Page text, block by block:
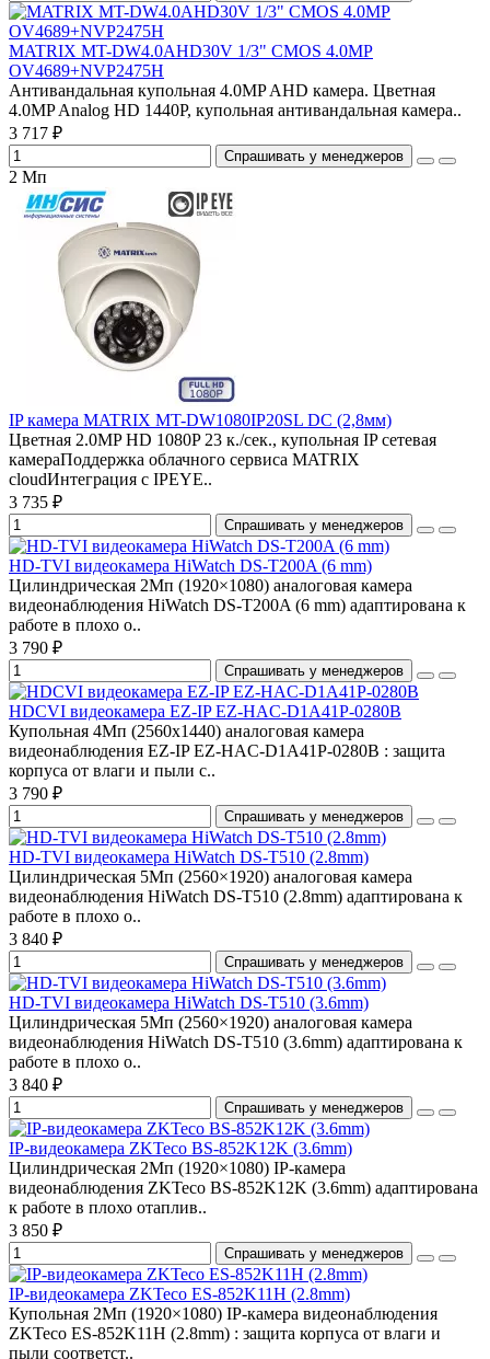
MATRIX MT-DW4.0AHD30V 1/3" CMOS 4.0MP
OV4689+NVP2475H
Антивандальная купольная 4.0MP AHD камера. Цветная
4.0MP Analog HD 1440P, купольная антивандальная камера..
3 717 ₽
Спрашивать у менеджеров
2 Мп
IP камера MATRIX MT-DW1080IP20SL DC (2,8мм)
Цветная 2.0MP HD 1080P 23 к./сек., купольная IP сетевая
камераПоддержка облачного сервиса MATRIX
cloudИнтеграция с IPEYE..
3 735 ₽
Спрашивать у менеджеров
HD-TVI видеокамера HiWatch DS-T200A (6 mm)
Цилиндрическая 2Мп (1920×1080) аналоговая камера
видеонаблюдения HiWatch DS-T200A (6 mm) адаптирована к
работе в плохо о..
3 790 ₽
Спрашивать у менеджеров
HDCVI видеокамера EZ-IP EZ-HAC-D1A41P-0280B
Купольная 4Мп (2560х1440) аналоговая камера
видеонаблюдения EZ-IP EZ-HAC-D1A41P-0280B : защита
корпуса от влаги и пыли с..
3 790 ₽
Спрашивать у менеджеров
HD-TVI видеокамера HiWatch DS-T510 (2.8mm)
Цилиндрическая 5Мп (2560×1920) аналоговая камера
видеонаблюдения HiWatch DS-T510 (2.8mm) адаптирована к
работе в плохо о..
3 840 ₽
Спрашивать у менеджеров
HD-TVI видеокамера HiWatch DS-T510 (3.6mm)
Цилиндрическая 5Мп (2560×1920) аналоговая камера
видеонаблюдения HiWatch DS-T510 (3.6mm) адаптирована к
работе в плохо о..
3 840 ₽
Спрашивать у менеджеров
IP-видеокамера ZKTeco BS-852K12K (3.6mm)
Цилиндрическая 2Мп (1920×1080) IP-камера
видеонаблюдения ZKTeco BS-852K12K (3.6mm) адаптирована
к работе в плохо отаплив..
3 850 ₽
Спрашивать у менеджеров
IP-видеокамера ZKTeco ES-852K11H (2.8mm)
Купольная 2Мп (1920×1080) IP-камера видеонаблюдения
ZKTeco ES-852K11H (2.8mm) : защита корпуса от влаги и
пыли соответст..